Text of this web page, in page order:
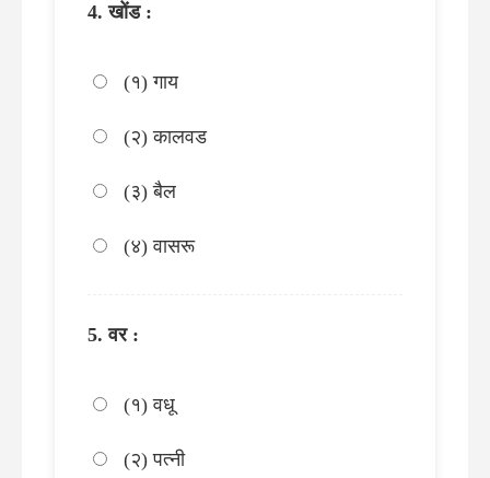
खोंड :
(१) गाय
(२) कालवड
(३) बैल
(४) वासरू
वर :
(१) वधू
(२) पत्नी